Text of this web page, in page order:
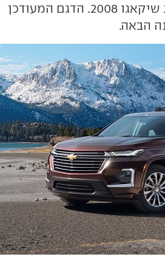
נחשף הדור הראשון בתערוכת שיקאגו 2008. הדגם המעודכן
הבאה.